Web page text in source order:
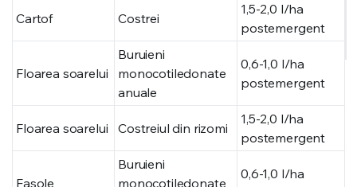
Cartof Costrei
1,5-2,0 l/ha
postemergent
Floarea soarelui
Buruieni
monocotiledonate
anuale
0,6-1,0 l/ha
postemergent
Floarea soarelui Costreiul din rizomi
1,5-2,0 l/ha
postemergent
Fasole
Buruieni
monocotiledonate
0,6-1,0 l/ha